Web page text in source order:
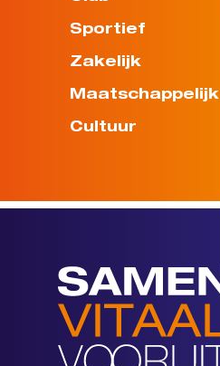
Sportief
Zakelijk
Maatschappelijk
Cultuur